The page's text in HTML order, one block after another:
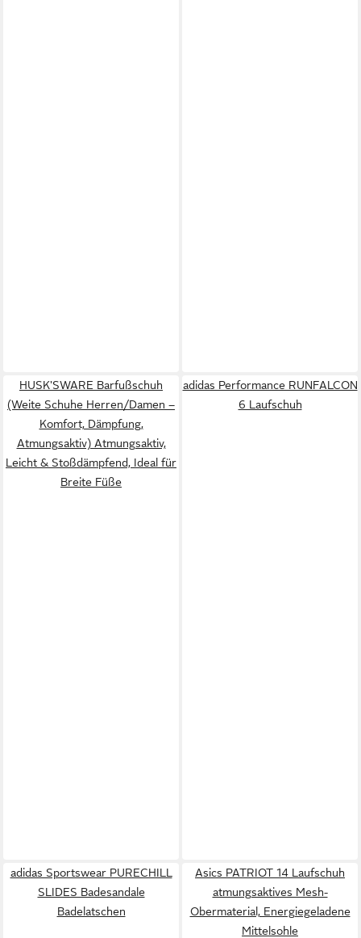
HUSK'SWARE Barfußschuh
(Weite Schuhe Herren/Damen –
Komfort, Dämpfung,
Atmungsaktiv) Atmungsaktiv,
Leicht & Stoßdämpfend, Ideal für
Breite Füße
adidas Performance RUNFALCON
6 Laufschuh
adidas Sportswear PURECHILL
SLIDES Badesandale
Badelatschen
Asics PATRIOT 14 Laufschuh
atmungsaktives Mesh-
Obermaterial, Energiegeladene
Mittelsohle